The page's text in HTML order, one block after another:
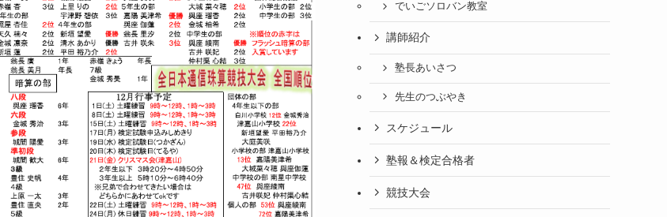
でいごソロバン教室
講師紹介
塾長あいさつ
先生のつぶやき
スケジュール
塾報＆検定合格者
競技大会